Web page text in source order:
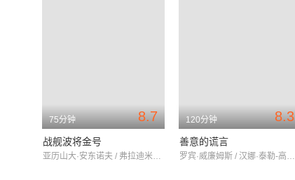
8.7
75分钟
战舰波将金号
亚历山大·安东诺夫 / 弗拉迪米尔·巴斯基 / 格里高利·亚历山德罗夫
8.3
120分钟
善意的谎言
罗宾·威廉姆斯 / 汉娜·泰勒-高登 / vaIgó